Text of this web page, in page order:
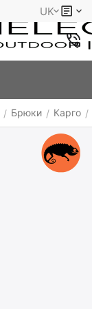
UK
/ Брюки / Карго /